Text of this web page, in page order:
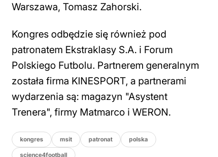
Warszawa, Tomasz Zahorski.
Kongres odbędzie się również pod
patronatem Ekstraklasy S.A. i Forum
Polskiego Futbolu. Partnerem generalnym
została firma KINESPORT, a partnerami
wydarzenia są: magazyn "Asystent
Trenera", firmy Matmarco i WERON.
kongres msit patronat polska
science4football